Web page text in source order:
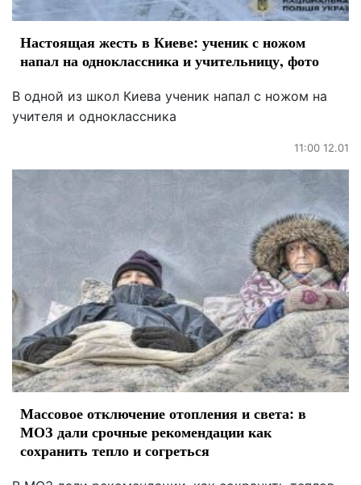
Настоящая жесть в Киеве: ученик с ножом
напал на одноклассника и учительницу, фото
В одной из школ Киева ученик напал с ножом на
учителя и одноклассника
11:00 12.01
Массовое отключение отопления и света: в
МОЗ дали срочные рекомендации как
сохранить тепло и согреться